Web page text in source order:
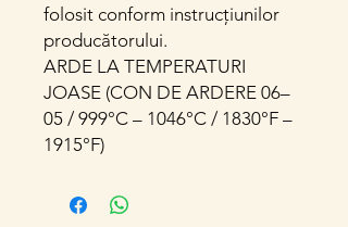
folosit conform instrucțiunilor
producătorului.
ARDE LA TEMPERATURI
JOASE (CON DE ARDERE 06–
05 / 999°C – 1046°C / 1830°F –
1915°F)